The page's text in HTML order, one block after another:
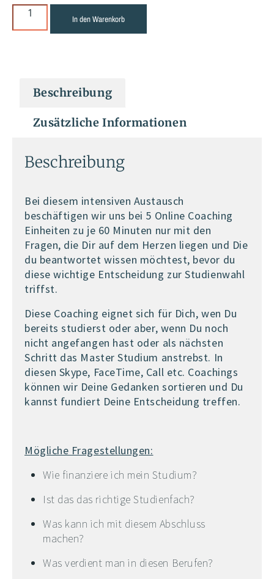
In den Warenkorb
Beschreibung
Zusätzliche Informationen
Beschreibung
Bei diesem intensiven Austausch
beschäftigen wir uns bei 5 Online Coaching
Einheiten zu je 60 Minuten nur mit den
Fragen, die Dir auf dem Herzen liegen und Die
du beantwortet wissen möchtest, bevor du
diese wichtige Entscheidung zur Studienwahl
triffst.
Diese Coaching eignet sich für Dich, wen Du
bereits studierst oder aber, wenn Du noch
nicht angefangen hast oder als nächsten
Schritt das Master Studium anstrebst. In
diesen Skype, FaceTime, Call etc. Coachings
können wir Deine Gedanken sortieren und Du
kannst fundiert Deine Entscheidung treffen.
Mögliche Fragestellungen:
Wie finanziere ich mein Studium?
Ist das das richtige Studienfach?
Was kann ich mit diesem Abschluss
machen?
Was verdient man in diesen Berufen?